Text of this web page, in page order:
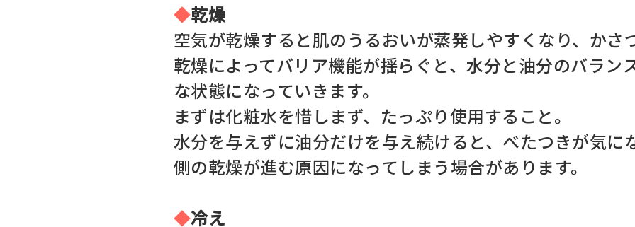
◆乾燥
空気が乾燥すると肌のうるおいが蒸発しやすくなり、かさ
乾燥によってバリア機能が揺らぐと、水分と油分のバラン
な状態になっていきます。
まずは化粧水を惜しまず、たっぷり使用すること。
水分を与えずに油分だけを与え続けると、べたつきが気に
側の乾燥が進む原因になってしまう場合があります。
◆冷え